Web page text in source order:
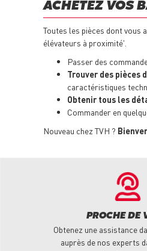
ACHETEZ VOS
Toutes les pièces dont vous
élévateurs à proximité'.
Passer des
Trouver des pièces
caractéristiques
Obtenir tous les
Commander en
Nouveau chez TVH ?
PROCHE DE
Obtenez une assistance
auprès de nos experts